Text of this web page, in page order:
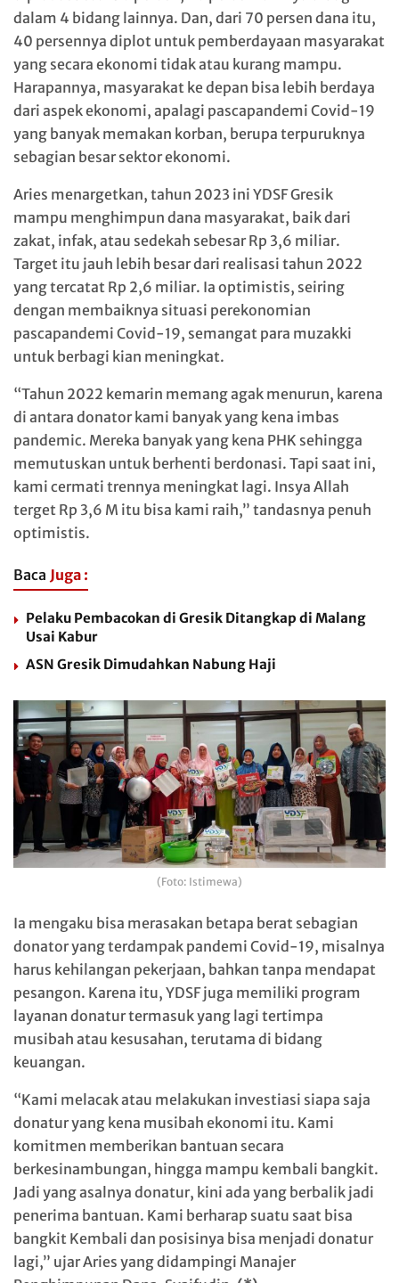
dalam 4 bidang lainnya. Dan, dari 70 persen dana itu,
40 persennya diplot untuk pemberdayaan masyarakat
yang secara ekonomi tidak atau kurang mampu.
Harapannya, masyarakat ke depan bisa lebih berdaya
dari aspek ekonomi, apalagi pascapandemi Covid-19
yang banyak memakan korban, berupa terpuruknya
sebagian besar sektor ekonomi.
Aries menargetkan, tahun 2023 ini YDSF Gresik
mampu menghimpun dana masyarakat, baik dari
zakat, infak, atau sedekah sebesar Rp 3,6 miliar.
Target itu jauh lebih besar dari realisasi tahun 2022
yang tercatat Rp 2,6 miliar. Ia optimistis, seiring
dengan membaiknya situasi perekonomian
pascapandemi Covid-19, semangat para muzakki
untuk berbagi kian meningkat.
“Tahun 2022 kemarin memang agak menurun, karena
di antara donator kami banyak yang kena imbas
pandemic. Mereka banyak yang kena PHK sehingga
memutuskan untuk berhenti berdonasi. Tapi saat ini,
kami cermati trennya meningkat lagi. Insya Allah
terget Rp 3,6 M itu bisa kami raih,” tandasnya penuh
optimistis.
Baca Juga :
Pelaku Pembacokan di Gresik Ditangkap di Malang
Usai Kabur
ASN Gresik Dimudahkan Nabung Haji
(Foto: Istimewa)
Ia mengaku bisa merasakan betapa berat sebagian
donator yang terdampak pandemi Covid-19, misalnya
harus kehilangan pekerjaan, bahkan tanpa mendapat
pesangon. Karena itu, YDSF juga memiliki program
layanan donatur termasuk yang lagi tertimpa
musibah atau kesusahan, terutama di bidang
keuangan.
“Kami melacak atau melakukan investiasi siapa saja
donatur yang kena musibah ekonomi itu. Kami
komitmen memberikan bantuan secara
berkesinambungan, hingga mampu kembali bangkit.
Jadi yang asalnya donatur, kini ada yang berbalik jadi
penerima bantuan. Kami berharap suatu saat bisa
bangkit Kembali dan posisinya bisa menjadi donatur
lagi,” ujar Aries yang didampingi Manajer